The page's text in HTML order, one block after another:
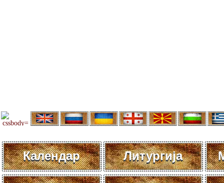
Календар Литургија